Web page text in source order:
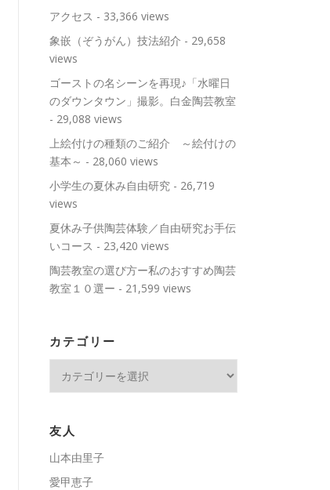
アクセス - 33,366 views
象嵌（ぞうがん）技法紹介 - 29,658
views
ゴーストの名シーンを再現♪「水曜日
のダウンタウン」撮影。白金陶芸教室
- 29,088 views
上絵付けの種類のご紹介 ～絵付けの
基本～ - 28,060 views
小学生の夏休み自由研究 - 26,719
views
夏休み子供陶芸体験／自由研究お手伝
いコース - 23,420 views
陶芸教室の選び方ー私のおすすめ陶芸
教室１０選ー - 21,599 views
カテゴリー
リ
ー
友人
山本由里子
愛甲恵子